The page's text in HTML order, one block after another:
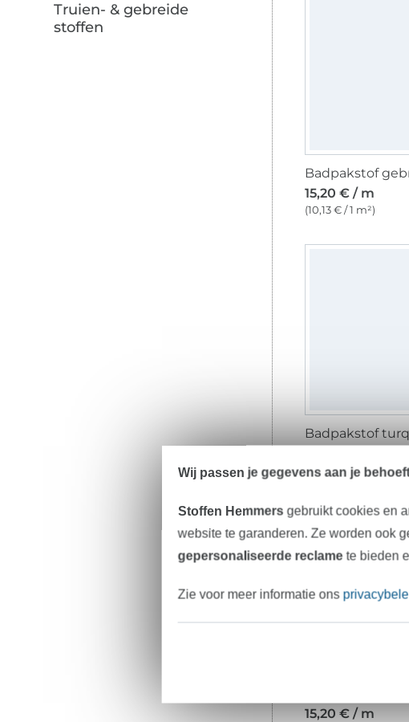
Truien- & gebreide
stoffen
15,20 € / m
(10,13 € / 1 m²)
Badpakstof
(10,13 € / 1 m²)
15,20 € / m
Wij passen je gegevens aan je
Stoffen Hemmers gebruikt cookies en
website te garanderen. Ze worden ook
gepersonaliseerde reclamete bieden
Zie voor meer informatie ons